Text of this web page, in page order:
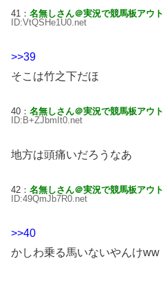
41： 名無しさん＠実況で競馬板アウト
ID:VtQSHe1U0.net
>>39
そこは竹之下だほ
40： 名無しさん＠実況で競馬板アウト
ID:B+ZJbmIt0.net
地方は頭痛いだろうなあ
42： 名無しさん＠実況で競馬板アウト
ID:49QmJb7R0.net
>>40
かしわ乗る馬いないやんけww